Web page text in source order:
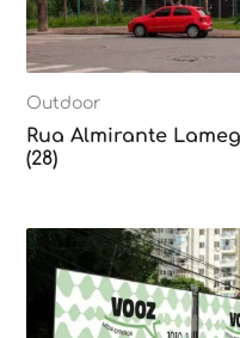
Outdoor
Rua Almirante
(28)